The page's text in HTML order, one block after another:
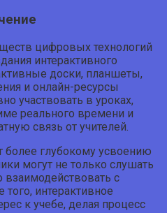
цифровых технологий
интерактивного
доски, планшеты,
и онлайн-ресурсы
участвовать в уроках,
реального времени и
связь от учителей.
более глубокому усвоению
могут не только слушать
взаимодействовать с
интерактивное
к учебе, делая процесс